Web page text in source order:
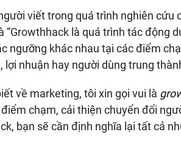
viết trong quá trình nghiên cứu
“Growthhack là quá trình tác động
ngưỡng khác nhau tại các điểm
lợi nhuận hay người dùng trung
về marketing, tôi xin gọi vui là
chạm, cải thiện chuyển đổi
bạn sẽ cần định nghĩa lại tất cả